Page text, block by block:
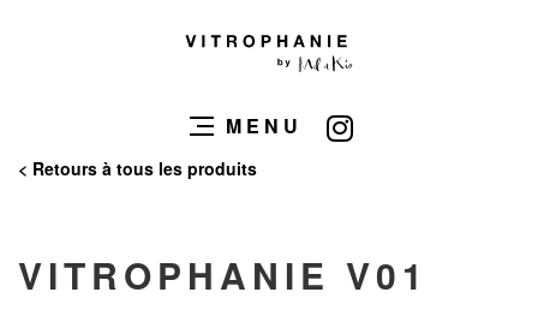
MENU
< Retours à tous les produits
VITROPHANIE V01